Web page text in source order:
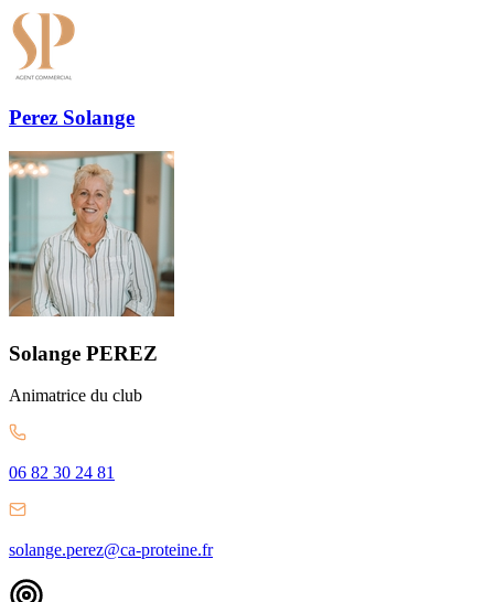
Perez Solange
Solange PEREZ
Animatrice du club
06 82 30 24 81
solange.perez@ca-proteine.fr